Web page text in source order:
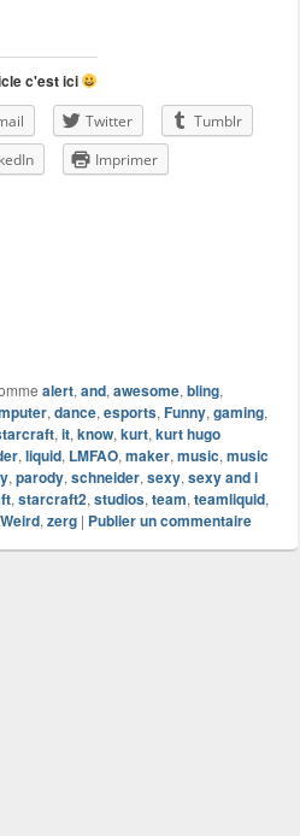
c'est ici
Twitter
Tumblr
Imprimer
alert, and, awesome, bling,
, dance, esports, Funny, gaming,
, it, know, kurt, kurt hugo
, liquid, LMFAO, maker, music, music
, parody, schneider, sexy, sexy and i
, starcraft2, studios, team, teamliquid,
Weird, zerg | Publier un commentaire